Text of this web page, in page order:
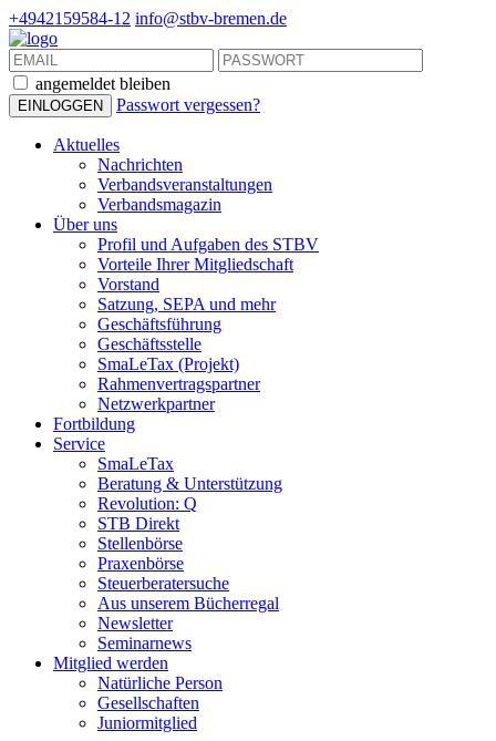
+4942159584-12 info@stbv-bremen.de
angemeldet bleiben
Passwort vergessen?
Aktuelles
Nachrichten
Verbandsveranstaltungen
Verbandsmagazin
Über uns
Profil und Aufgaben des STBV
Vorteile Ihrer Mitgliedschaft
Vorstand
Satzung, SEPA und mehr
Geschäftsführung
Geschäftsstelle
SmaLeTax (Projekt)
Rahmenvertragspartner
Netzwerkpartner
Fortbildung
Service
SmaLeTax
Beratung & Unterstützung
Revolution: Q
STB Direkt
Stellenbörse
Praxenbörse
Steuerberatersuche
Aus unserem Bücherregal
Newsletter
Seminarnews
Mitglied werden
Natürliche Person
Gesellschaften
Juniormitglied